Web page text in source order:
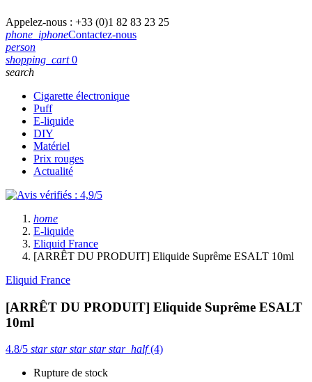
Appelez-nous : +33 (0)1 82 83 23 25
phone_iphoneContactez-nous
person
shopping_cart 0
search
Cigarette électronique
Puff
E-liquide
DIY
Matériel
Prix rouges
Actualité
home
E-liquide
Eliquid France
[ARRÊT DU PRODUIT] Eliquide Suprême ESALT 10ml
Eliquid France
[ARRÊT DU PRODUIT] Eliquide Suprême ESALT
10ml
4.8/5 starstarstarstarstar_half(4)
Rupture de stock